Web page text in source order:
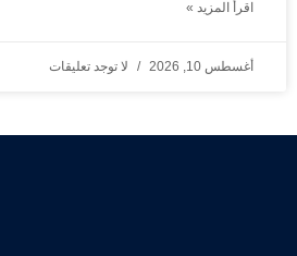
اقرأ المزيد »
أغسطس 10, 2026 لا توجد تعليقات